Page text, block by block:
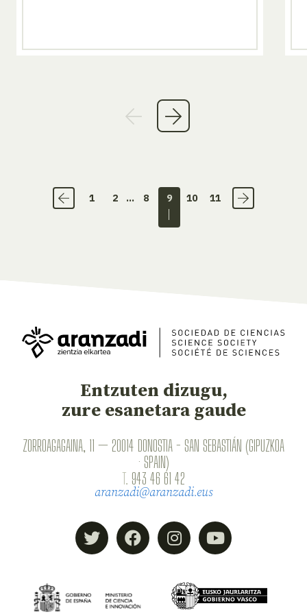
1 2 ... 8 9 10 11
Entzuten dizugu,
zure esanetara gaude
ZORROAGAGAINA, 11 — 20014 DONOSTIA - SAN SEBASTIÁN (GIPUZKOA
· SPAIN)
T. 943 46 61 42
aranzadi@aranzadi.eus